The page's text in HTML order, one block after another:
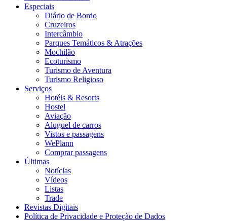
Especiais
Diário de Bordo
Cruzeiros
Intercâmbio
Parques Temáticos & Atrações
Mochilão
Ecoturismo
Turismo de Aventura
Turismo Religioso
Serviços
Hotéis & Resorts
Hostel
Aviação
Aluguel de carros
Vistos e passagens
WePlann
Comprar passagens
Últimas
Notícias
Vídeos
Listas
Trade
Revistas Digitais
Política de Privacidade e Proteção de Dados